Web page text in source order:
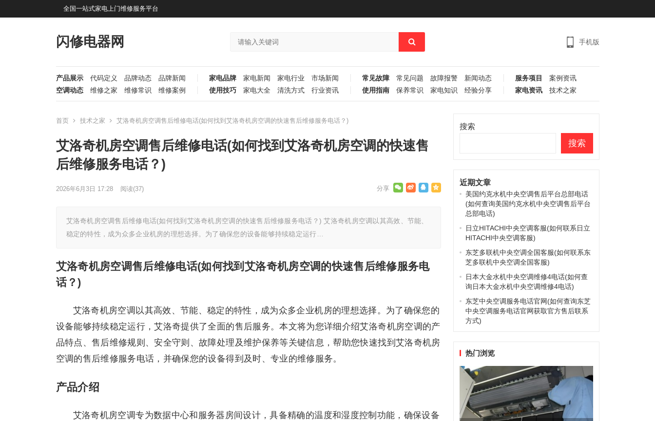
全国一站式家电上门维修服务平台
闪修电器网 手机版
产品展示 代码定义 品牌动态 品牌新闻 家电品牌 家电新闻 家电行业 市场新闻 常见故障 常见问题 故障报警 新闻动态 服务项目
案例资讯
空调动态
维修之家 维修常识 维修案例 使用技巧 家电大全 清洗方式 行业资讯 使用指南 保养常识 家电知识 经验分享 家电资讯 技术之家
首页 技术之家 艾洛奇机房空调售后维修电话(如何找到艾洛奇机房空调的快速售后维修服务电话？)
艾洛奇机房空调售后维修电话(如何找到艾洛奇机房空调的快速售
后维修服务电话？)
2026年6月3日 17:28 阅读(37)
艾洛奇机房空调售后维修电话(如何找到艾洛奇机房空调的快速售后维修服务电话？) 艾洛奇机房空调以其高效、节能、
稳定的特性，成为众多企业机房的理想选择。为了确保您的设备能够持续稳定运行…
艾洛奇机房空调售后维修电话(如何找到艾洛奇机房空调的快速售后维修服务电
话？)
艾洛奇机房空调以其高效、节能、稳定的特性，成为众多企业机房的理想选择。为了确保您的
设备能够持续稳定运行，艾洛奇提供了全面的售后服务。本文将为您详细介绍艾洛奇机房空调的产
品特点、售后维修规则、安全守则、故障处理及维护保养等关键信息，帮助您快速找到艾洛奇机房
空调的售后维修服务电话，并确保您的设备得到及时、专业的维修服务。
产品介绍
艾洛奇机房空调专为数据中心和服务器房间设计，具备精确的温度和湿度控制功能，确保设备
搜索
搜索
近期文章
美国约克水机中央空调售后平台总部电话
(如何查询美国约克水机中央空调售后平台
总部电话)
日立HITACHI中央空调客服(如何联系日立
HITACHI中央空调客服)
东芝多联机中央空调全国客服(如何联系东
芝多联机中央空调全国客服)
日本大金水机中央空调维修4电话(如何查
询日本大金水机中央空调维修4电话)
东芝中央空调服务电话官网(如何查询东芝
中央空调服务电话官网获取官方售后联系
方式)
热门浏览